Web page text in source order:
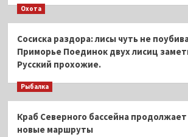
Охота
Сосиска раздора: лисы чуть не
Приморье Поединок двух лисиц
Русский прохожие.
Рыбалка
Краб Северного бассейна продолжает
новые маршруты